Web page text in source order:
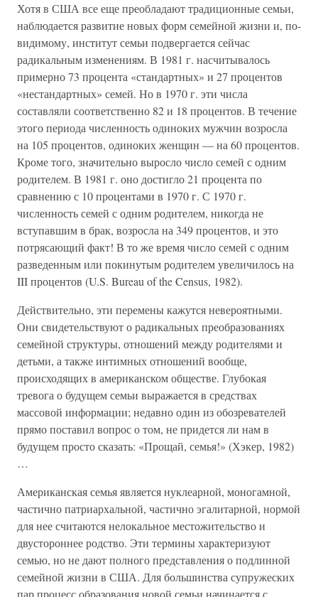
Хотя в США все еще преобладают традиционные семьи,
наблюдается развитие новых форм семейной жизни и, по-
видимому, институт семьи подвергается сейчас
радикальным изменениям. В 1981 г. насчитывалось
примерно 73 процента «стандартных» и 27 процентов
«нестандартных» семей. Но в 1970 г. эти числа
составляли соответственно 82 и 18 процентов. В течение
этого периода численность одиноких мужчин возросла
на 105 процентов, одиноких женщин — на 60 процентов.
Кроме того, значительно выросло число семей с одним
родителем. В 1981 г. оно достигло 21 процента по
сравнению с 10 процентами в 1970 г. С 1970 г.
численность семей с одним родителем, никогда не
вступавшим в брак, возросла на 349 процентов, и это
потрясающий факт! В то же время число семей с одним
разведенным или покинутым родителем увеличилось на
III процентов (U.S. Bureau of the Census, 1982).
Действительно, эти перемены кажутся невероятными.
Они свидетельствуют о радикальных преобразованиях
семейной структуры, отношений между родителями и
детьми, а также интимных отношений вообще,
происходящих в американском обществе. Глубокая
тревога о будущем семьи выражается в средствах
массовой информации; недавно один из обозревателей
прямо поставил вопрос о том, не придется ли нам в
будущем просто сказать: «Прощай, семья!» (Хэкер, 1982)
…
Американская семья является нуклеарной, моногамной,
частично патриархальной, частично эгалитарной, нормой
для нее считаются нелокальное местожительство и
двустороннее родство. Эти термины характеризуют
семью, но не дают полного представления о подлинной
семейной жизни в США. Для большинства супружеских
пар процесс образования новой семьи начинается с